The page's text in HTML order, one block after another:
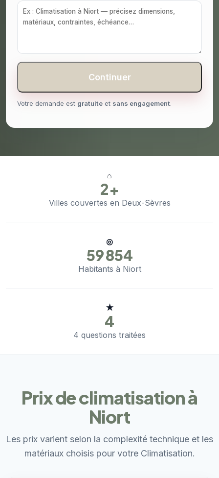
Continuer
Votre demande est gratuite et sans engagement.
⌂
2+
Villes couvertes en Deux-Sèvres
◎
59 854
Habitants à Niort
★
4
4 questions traitées
Prix de climatisation à
Niort
Les prix varient selon la complexité technique et les
matériaux choisis pour votre Climatisation.